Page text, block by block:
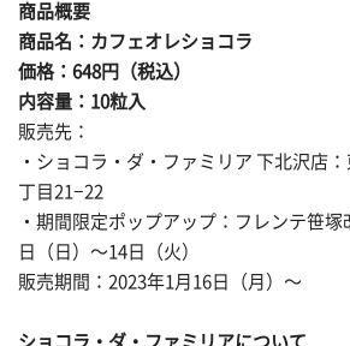
商品概要
商品名：カフェオレショコラ
価格：648円（税込）
内容量：10粒入
販売先：
・ショコラ・ダ・ファミリア 下北沢店
丁目21−22
・期間限定ポップアップ：フレンテ笹塚
日（日）〜14日（火）
販売期間：2023年1月16日（月）〜
ショコラ・ダ・ファミリアについて